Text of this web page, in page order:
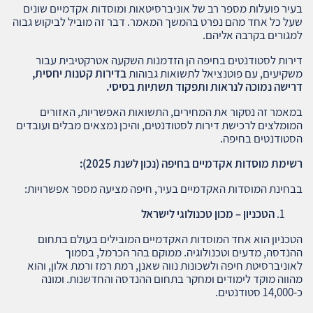
בעיר פועלות מספר רב של אוניברסיטאות ומוסדות אקדמיים שונים
שעל כל אחד מהם נפרט בהמשך המאמר. דבר זה מוביל לביקוש גבוה
למגורים בקרבה אליהם.
דירות לסטודנטים בחיפה הן הזדמנות השקעה אטרקטיבית עבור
משקיעים, עם פוטנציאל לתשואות גבוהותבדירות קטנות יחסית,
דרישה נמוכה לנראותותפקוד תשתיות בסיסי.
במאמר זה נסקור את המחירים, התשואות האפשריות, האזורים
המומלצים לרכישת דירות לסטודנטים, והיכן נמצאים מבלים ועובדים
הסטודנטים בחיפה.
רשימת מוסדות אקדמיים בחיפה (נכון לשנת 2025):
בבחינת המוסדות האקדמיים בעיר, חיפה מציעה מספר אפשרויות:
הטכניון – מכון טכנולוגי לישראל
הטכניון הוא אחד המוסדות האקדמיים המובילים בעולם בתחום
ההנדסה, מדעים וטכנולוגיה. ממוקם בהר הכרמל, בסמוך
לאוניברסיטת חיפה ולשכונות נווה שאנן, רמת רמז ורמת אלון, והוא
מהווה מוקד לימודים ומחקר בתחום ההנדסה והחדשנות. ומונה
כ-14,000 סטודנטים.